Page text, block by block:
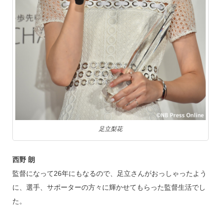
足立梨花
西野 朗
監督になって26年にもなるので、足立さんがおっしゃったよう
に、選手、サポーターの方々に輝かせてもらった監督生活でし
た。